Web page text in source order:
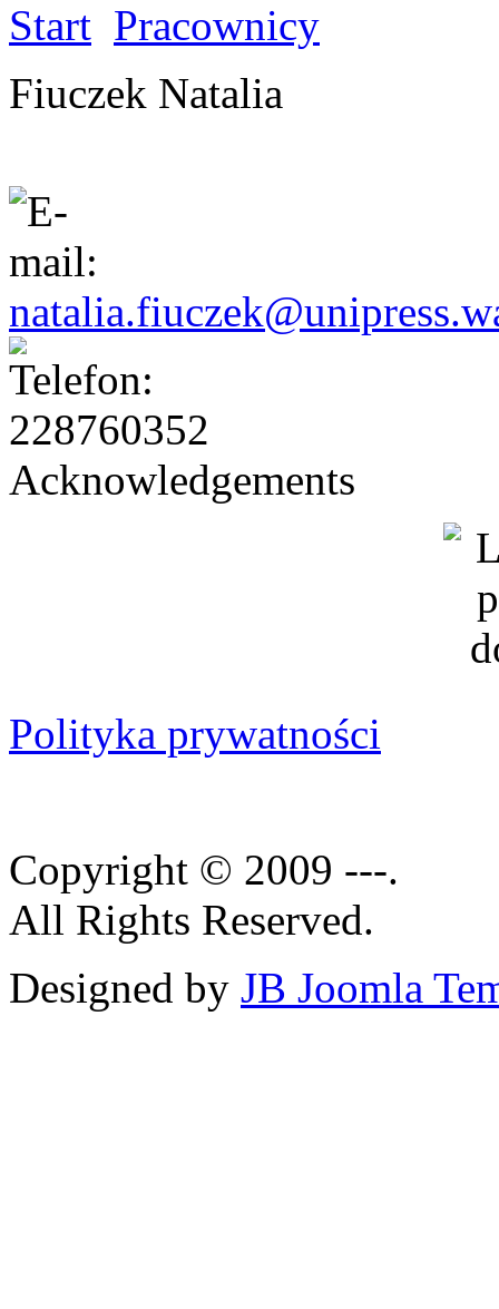
Start Pracownicy
Fiuczek Natalia
228760352
Acknowledgements
Polityka prywatności
Copyright © 2009 ---.
All Rights Reserved.
Designed by JB Joomla